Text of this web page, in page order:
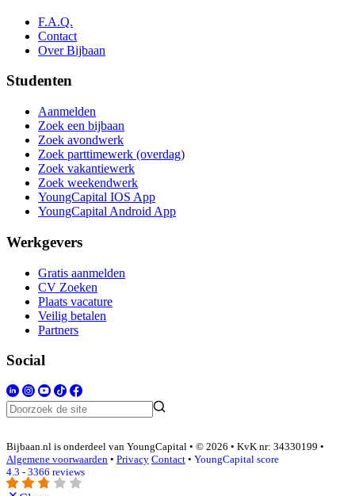
F.A.Q.
Contact
Over Bijbaan
Studenten
Aanmelden
Zoek een bijbaan
Zoek avondwerk
Zoek parttimewerk (overdag)
Zoek vakantiewerk
Zoek weekendwerk
YoungCapital IOS App
YoungCapital Android App
Werkgevers
Gratis aanmelden
CV Zoeken
Plaats vacature
Veilig betalen
Partners
Social
Bijbaan.nl is onderdeel van YoungCapital • © 2026 • KvK nr: 34330199 •
Algemene voorwaarden • Privacy Contact • YoungCapital score
4.3 - 3366 reviews